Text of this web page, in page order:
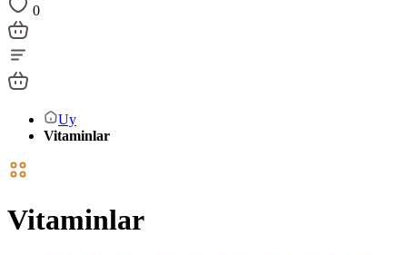
0
Uy
Vitaminlar
Vitaminlar